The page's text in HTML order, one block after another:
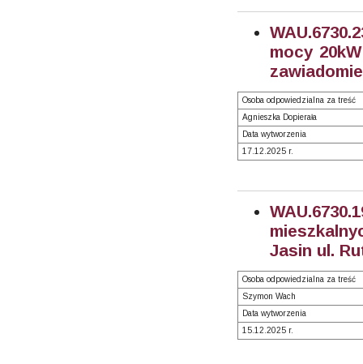
mocy
Osoba odpowiedzialna za treść
Agnieszka Dopierała
Data wytworzenia
17.12.2025 r.
Jasin ul.
Osoba odpowiedzialna za treść
Szymon Wach
Data wytworzenia
15.12.2025 r.